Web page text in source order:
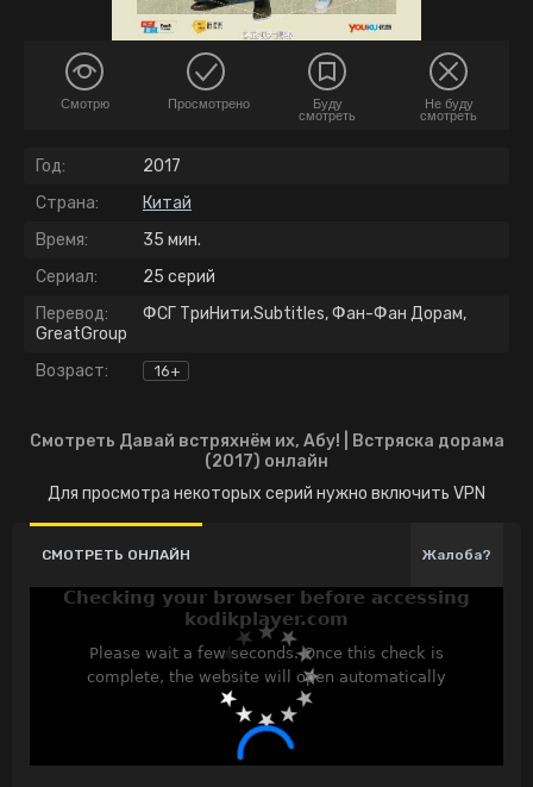
Смотрю Просмотрено
Буду
смотреть
Не буду
смотреть
Год:
2017
Страна:
Китай
Время:
35 мин.
Сериал:
25 серий
Перевод:
ФСГ ТриНити.Subtitles, Фан-Фан Дорам,
GreatGroup
Возраст:
16+
Смотреть Давай встряхнём их, Абу! | Встряска дорама
(2017) онлайн
Для просмотра некоторых серий нужно включить VPN
СМОТРЕТЬ ОНЛАЙН Жалоба?